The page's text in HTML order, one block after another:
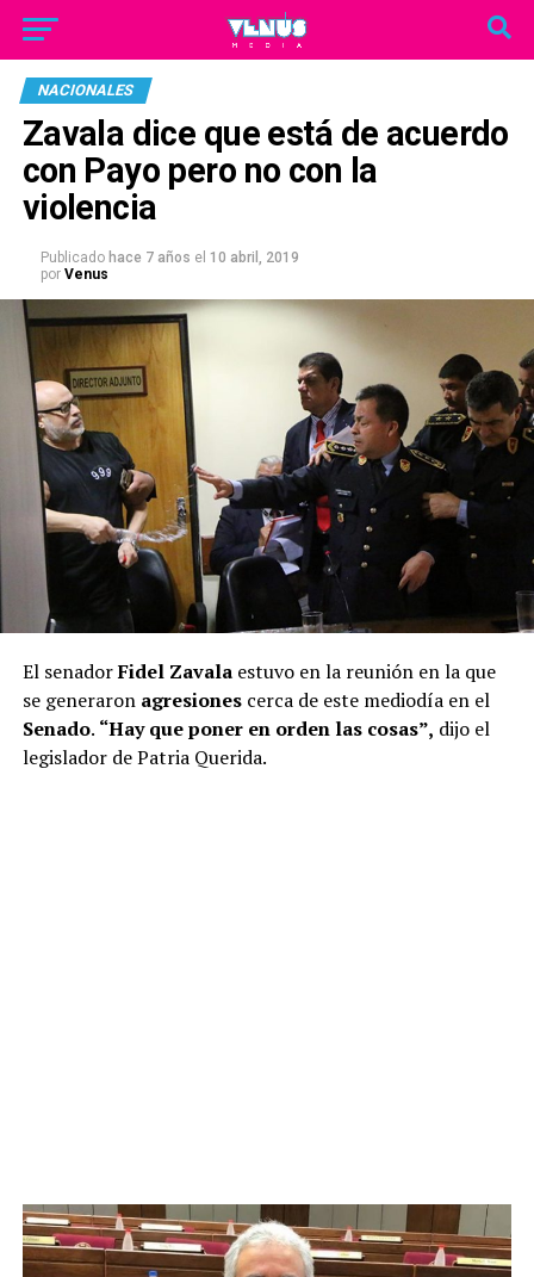
NACIONALES
Zavala dice que está de acuerdo
con Payo pero no con la
violencia
Publicado hace 7 años el 10 abril, 2019
por Venus
El senadorFidel Zavalaestuvo en la reunión en la que
se generaron agresionescerca de este mediodía en el
Senado. “Hay que poner en orden las cosas”, dijo el
legislador de Patria Querida.